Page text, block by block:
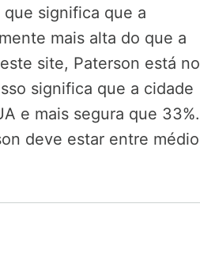
significa que a
mais alta do que a
site, Paterson está no
significa que a cidade
e mais segura que 33%.
deve estar entre médio